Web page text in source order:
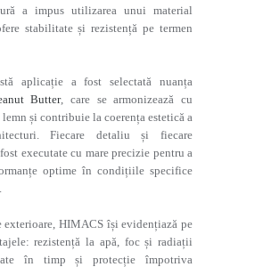
a impus utilizarea unui material
stabilitate și rezistență pe termen
aplicație a fost selectată nuanța
Butter, care se armonizează cu
și contribuie la coerența estetică a
Fiecare detaliu și fiecare
executate cu mare precizie pentru a
optime în condițiile specifice
HIMACS își evidențiază pe
rezistență la apă, foc și radiații
în timp și protecție împotriva